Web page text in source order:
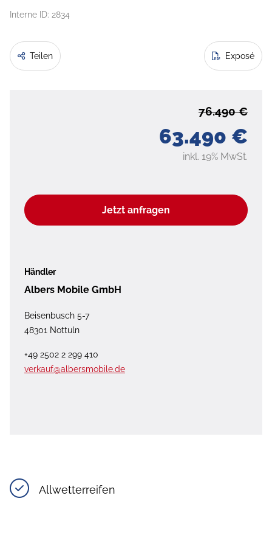
Interne ID: 2834
Teilen Exposé
63.490 €
76.490 €
inkl. 19% MwSt.
Jetzt anfragen
Händler
Albers Mobile GmbH
Beisenbusch 5-7
48301 Nottuln
+49 2502 2 299 410
verkauf@albersmobile.de
Allwetterreifen